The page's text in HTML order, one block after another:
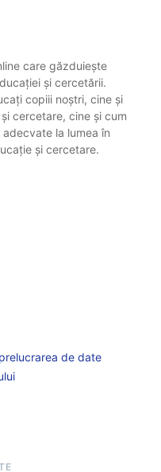
care găzduiește
și cercetării.
copiii noștri, cine și
cercetare, cine și cum
la lumea în
și cercetare.
de date